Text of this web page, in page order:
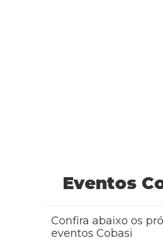
Eventos
Confira abaixo os
eventos Cobasi